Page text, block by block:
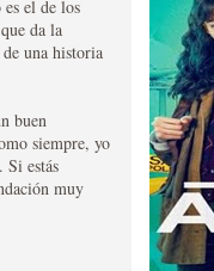
el de los
da la
una historia
buen
siempre, yo
estás
muy